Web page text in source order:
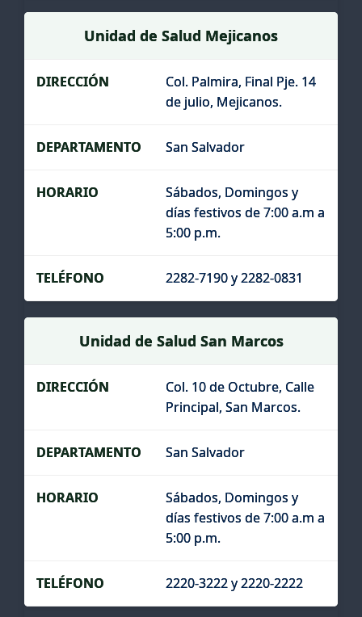
Unidad de Salud Mejicanos
Col. Palmira, Final Pje. 14
de julio, Mejicanos.
San Salvador
Sábados, Domingos y
días festivos de 7:00 a.m a
5:00 p.m.
2282-7190 y 2282-0831
Unidad de Salud San Marcos
Col. 10 de Octubre, Calle
Principal, San Marcos.
San Salvador
Sábados, Domingos y
días festivos de 7:00 a.m a
5:00 p.m.
2220-3222 y 2220-2222